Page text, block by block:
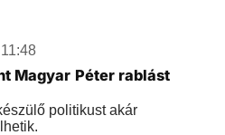
Magyar Péter rablást
politikust akár